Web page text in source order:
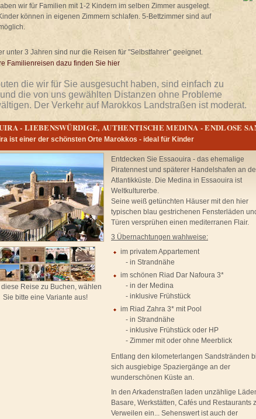
wir für Familien mit 1-2 Kindern im selben Zimmer ausgelegt.
können in eigenen Zimmern schlafen. 5-Bettzimmer sind auf
unter 3 Jahren sind nur die Reisen für "Selbstfahrer" geeignet.
Familienreisen dazu finden Sie hier
die wir für Sie ausgesucht haben, sind einfach zu
die von uns gewählten Distanzen ohne Probleme
Der Verkehr auf Marokkos Landstraßen ist moderat.
- LIEBENSWÜRDIGE, AUTHENTISCHE MEDINA - ENDLOSE
ist einer der schönsten Orte Marokkos - ideal für Kinder
diese Reise zu Buchen, wählen
Sie bitte eine Variante aus!
Entdecken Sie Essaouira - das ehemalige
Piratennest und späterer Handelshafen an
Atlantikküste. Die Medina in Essaouira ist
Weltkulturerbe.
Seine weiß getünchten Häuser mit den hier
typischen blau gestrichenen Fensterläden
Türen versprühen einen mediterranen Flair.
3 Übernachtungen wahlweise:
im privatem Appartement
- in Strandnähe
im schönen Riad Dar Nafoura 3*
- in der Medina
- inklusive Frühstück
im Riad Zahra 3* mit Pool
- in Strandnähe
- inklusive Frühstück oder HP
- Zimmer mit oder ohne Meerblick
Entlang den kilometerlangen Sandstränden
sich ausgiebige Spaziergänge an der
wunderschönen Küste an.
In den Arkadenstraßen laden unzählige
Basare, Werkstätten, Cafés und Restaurants
Verweilen ein... Sehenswert ist auch der